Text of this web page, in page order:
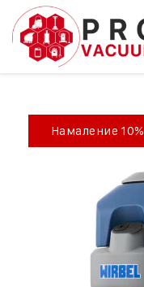
Намаление 10%